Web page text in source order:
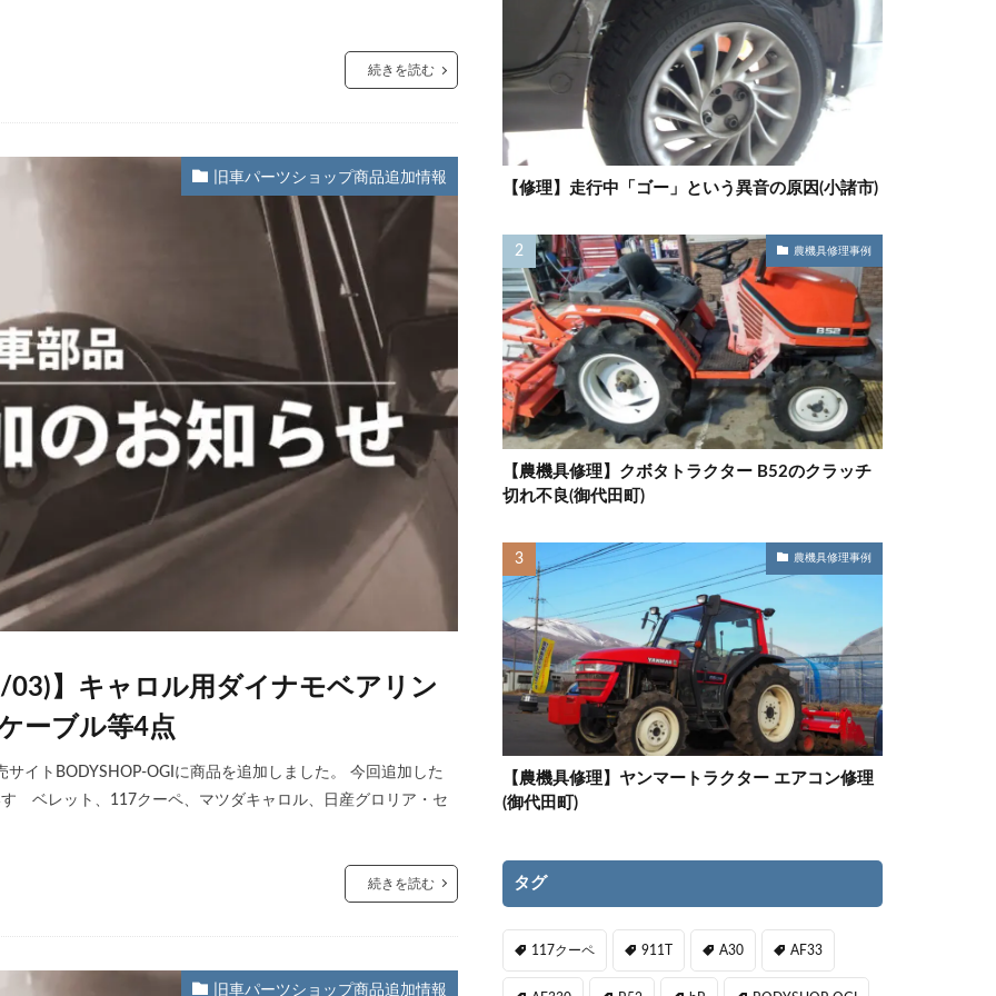
続きを読む
旧車パーツショップ商品追加情報
】キャロル用ダイナモベアリン
ーブル等4点
イトBODYSHOP-OGIに商品を追加しました。 今回追加した
レット、117クーペ、マツダキャロル、日産グロリア・セ
続きを読む
旧車パーツショップ商品追加情報
【修理】走行中「ゴー」という異音の原因(小諸市)
農機具修理事例
【農機具修理】クボタトラクター B52のクラッチ
切れ不良(御代田町)
農機具修理事例
【農機具修理】ヤンマートラクター エアコン修理
(御代田町)
タグ
117クーペ 911T A30 AF33